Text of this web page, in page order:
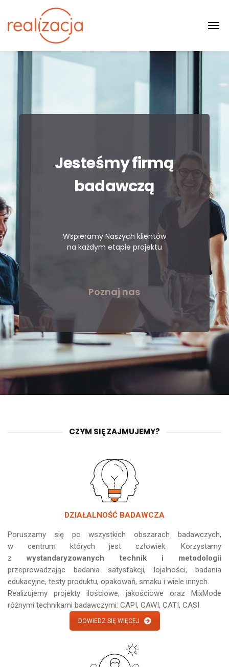
Jesteśmy firmą
badawczą
Wspieramy Naszych klientów
na każdym etapie projektu
Poznaj nas
CZYM SIĘ ZAJMUJEMY?
DZIAŁALNOŚĆ BADAWCZA
Poruszamy się po wszystkich obszarach badawczych,
w centrum których jest człowiek. Korzystamy
zwystandaryzowanych technik i metodologii
przeprowadzając badania satysfakcji, lojalności, badania
edukacyjne, testy produktu, opakowań, smaku i wiele innych.
Realizujemy projekty ilościowe, jakościowe oraz MixMode
różnymi technikami badawczymi: CAPI, CAWI, CATI, CASI.
DOWIEDZ SIĘ WIĘCEJ